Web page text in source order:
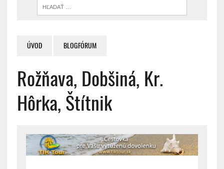
ÚVOD BLOGFÓRUM
Rožňava, Dobšiná, Kr.
Hôrka, Štítnik